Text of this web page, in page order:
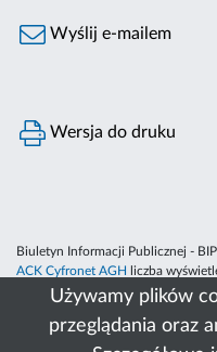
Używamy plików
przeglądania oraz
Wyślij e-mailem
Wersja do druku
Biuletyn Informacji Publicznej -
ACK Cyfronet AGH
liczba